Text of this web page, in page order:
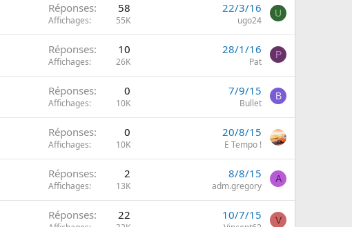
Réponses 58
Affichages 55K
22/3/16
ugo24
U
Réponses 10
Affichages 26K
28/1/16
Pat
P
Réponses 0
Affichages 10K
7/9/15
Bullet
B
Réponses 0
Affichages 10K
20/8/15
E Tempo !
Réponses 2
Affichages 13K
8/8/15
adm.gregory
A
Réponses 22 10/7/15 V